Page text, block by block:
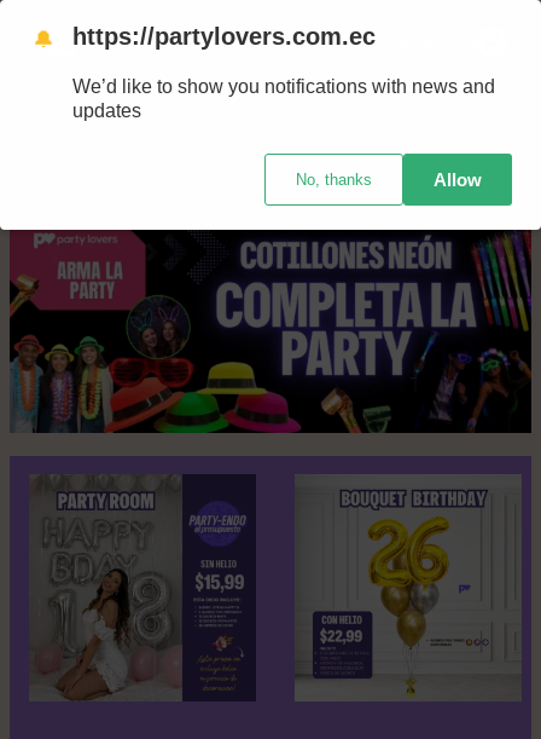
Saltar
contenido
Nuestras tiendas
🔔 https://partylovers.com.ec
We’d like to show you notifications with news and
updates
No, thanks Allow